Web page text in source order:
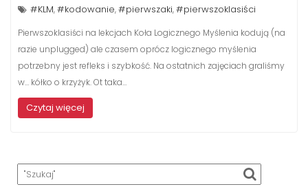
#KLM,#kodowanie,#pierwszaki,#pierwszoklasiści
Pierwszoklasiści na lekcjach Koła Logicznego Myślenia kodują (na
razie unplugged) ale czasem oprócz logicznego myślenia
potrzebny jest refleks i szybkość. Na ostatnich zajęciach graliśmy
w… kółko o krzyżyk. Ot taka…
Czytaj więcej